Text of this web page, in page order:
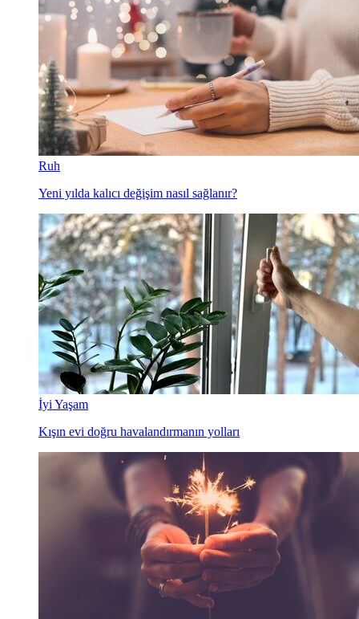
Ruh
Yeni yılda kalıcı değişim nasıl sağlanır?
İyi Yaşam
Kışın evi doğru havalandırmanın yolları